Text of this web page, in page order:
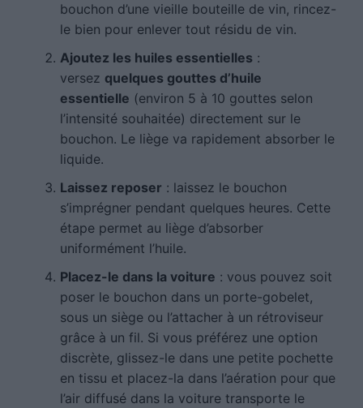
bouchon d’une vieille bouteille de vin, rincez-
le bien pour enlever tout résidu de vin.
Ajoutez les huiles essentielles :
versez quelques gouttes d’huile
essentielle (environ 5 à 10 gouttes selon
l’intensité souhaitée) directement sur le
bouchon. Le liège va rapidement absorber le
liquide.
Laissez reposer : laissez le bouchon
s’imprégner pendant quelques heures. Cette
étape permet au liège d’absorber
uniformément l’huile.
Placez-le dans la voiture : vous pouvez soit
poser le bouchon dans un porte-gobelet,
sous un siège ou l’attacher à un rétroviseur
grâce à un fil. Si vous préférez une option
discrète, glissez-le dans une petite pochette
en tissu et placez-la dans l’aération pour que
l’air diffusé dans la voiture transporte le